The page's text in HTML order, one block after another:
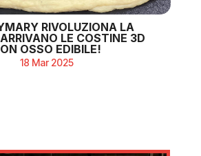
RIVOLUZIONA LA
LE COSTINE 3D
OSSO EDIBILE!
18 Mar 2025